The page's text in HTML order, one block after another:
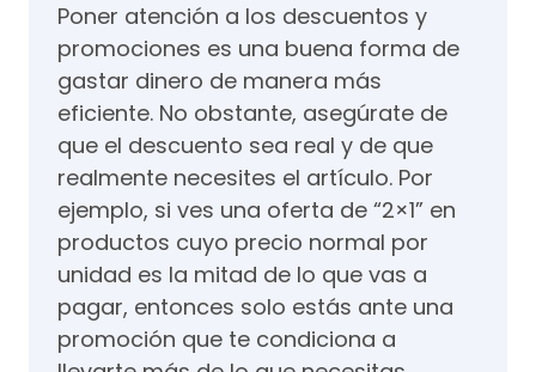
Poner atención a los descuentos y
promociones es una buena forma de
gastar dinero de manera más
eficiente. No obstante, asegúrate de
que el descuento sea real y de que
realmente necesites el artículo. Por
ejemplo, si ves una oferta de “2×1” en
productos cuyo precio normal por
unidad es la mitad de lo que vas a
pagar, entonces solo estás ante una
promoción que te condiciona a